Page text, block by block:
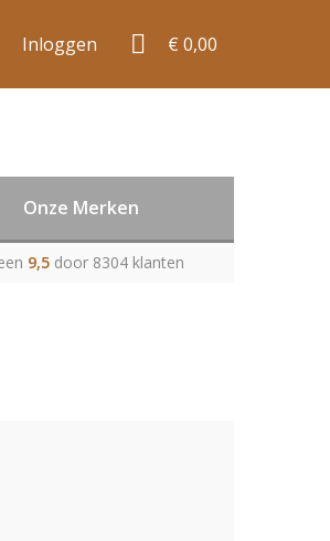
Inloggen € 0,00
Onze Merken
9,5 door 8304 klanten